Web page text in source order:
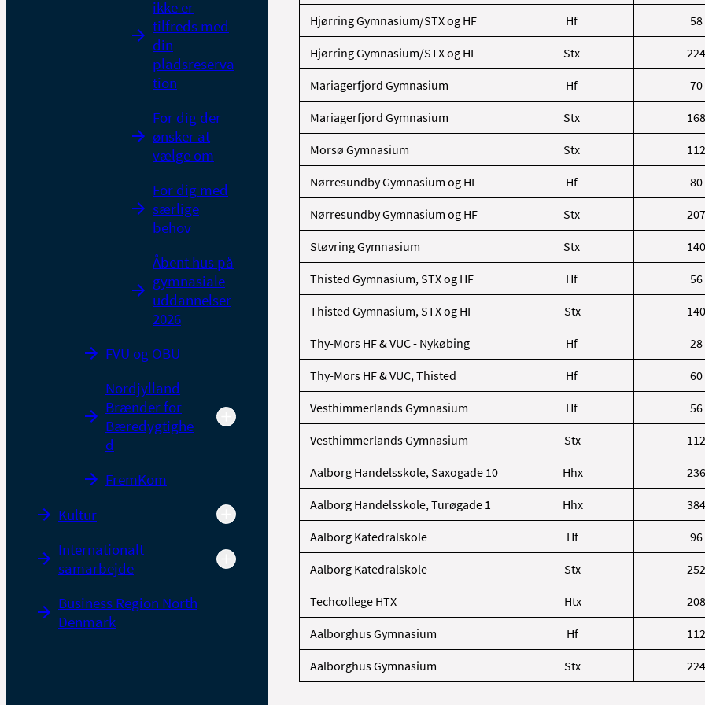
ikke er
tilfreds med
din
pladsreserva
tion
For dig der
ønsker at
vælge om
For dig med
særlige
behov
Åbent hus på
gymnasiale
uddannelser
2026
FVU og OBU
Nordjylland
Brænder for
Bæredygtighe
d
FremKom
Kultur
Internationalt
samarbejde
Business Region North
Denmark
Hjørring Gymnasium/STX og HF Hf 58
Hjørring Gymnasium/STX og HF Stx 224
Mariagerfjord Gymnasium Hf 70
Mariagerfjord Gymnasium Stx 168
Morsø Gymnasium Stx 112
Nørresundby Gymnasium og HF Hf 80
Nørresundby Gymnasium og HF Stx 207
Støvring Gymnasium Stx 140
Thisted Gymnasium, STX og HF Hf 56
Thisted Gymnasium, STX og HF Stx 140
Thy-Mors HF & VUC - Nykøbing Hf 28
Thy-Mors HF & VUC, Thisted Hf 60
Vesthimmerlands Gymnasium Hf 56
Vesthimmerlands Gymnasium Stx 112
Aalborg Handelsskole, Saxogade 10 Hhx 236
Aalborg Handelsskole, Turøgade 1 Hhx 384
Aalborg Katedralskole Hf 96
Aalborg Katedralskole Stx 252
Techcollege HTX Htx 208
Aalborghus Gymnasium Hf 112
Aalborghus Gymnasium Stx 224